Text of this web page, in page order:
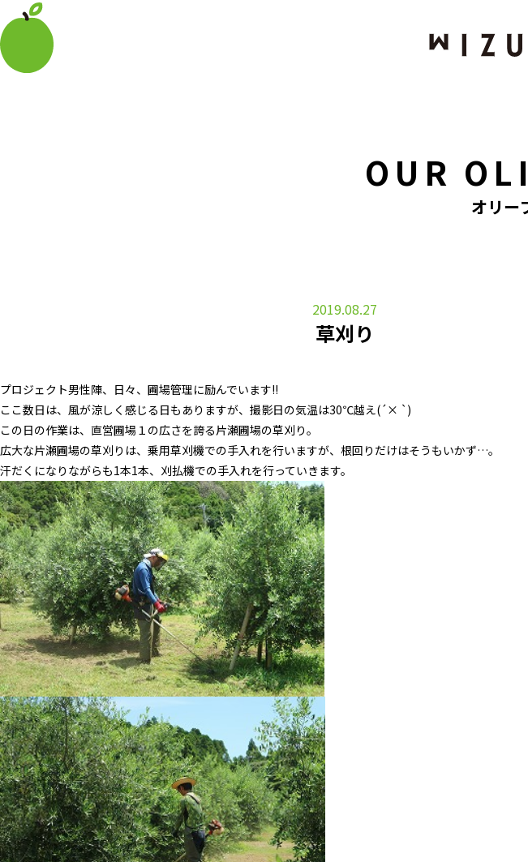
OUR
オリー
2019.08.27
草刈り
プロジェクト男性陣、日々、圃場管理に励んでいます!!
ここ数日は、風が涼しく感じる日もありますが、撮影日の気温は30℃越え(´× `)
この日の作業は、直営圃場１の広さを誇る片瀬圃場の草刈り。
広大な片瀬圃場の草刈りは、乗用草刈機での手入れを行いますが、根回りだけはそうもいかず…。
汗だくになりながらも1本1本、刈払機での手入れを行っていきます。